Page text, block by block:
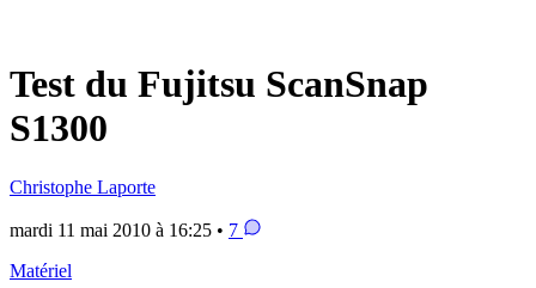
Test du Fujitsu ScanSnap
S1300
Christophe Laporte
mardi 11 mai 2010 à 16:25 • 7
Matériel